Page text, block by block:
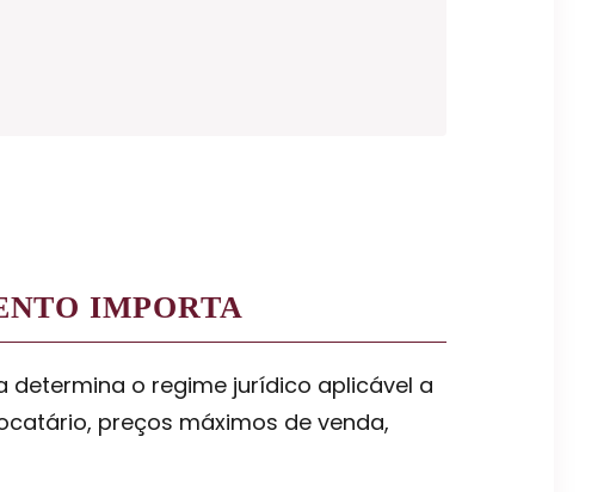
IMPORTA
determina o regime jurídico aplicável a
preços máximos de venda,